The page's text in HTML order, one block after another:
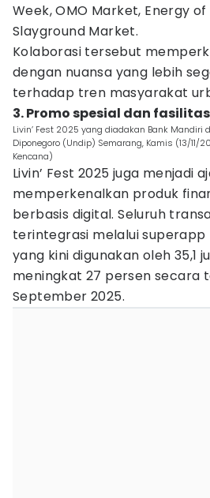
Week, OMO Market, Energy
Slayground Market.
Kolaborasi tersebut
dengan nuansa yang lebih
terhadap tren masyarakat
3. Promo spesial dan
Livin’ Fest 2025 yang diadakan Bank Mandiri
Diponegoro (Undip) Semarang, Kamis (13/11/
Kencana)
Livin’ Fest 2025 juga menjadi
memperkenalkan produk
berbasis digital. Seluruh
terintegrasi melalui superapp
yang kini digunakan oleh 35,1
meningkat 27 persen secara
September 2025.